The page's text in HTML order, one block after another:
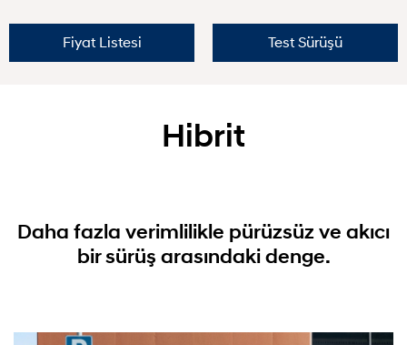
Fiyat Listesi Test Sürüşü
Hibrit
Daha fazla verimlilikle pürüzsüz ve akıcı
bir sürüş arasındaki denge.